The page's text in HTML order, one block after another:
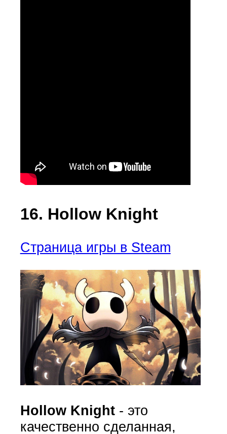
16. Hollow Knight
Страница игры в Steam
Hollow Knight- это
качественно сделанная,